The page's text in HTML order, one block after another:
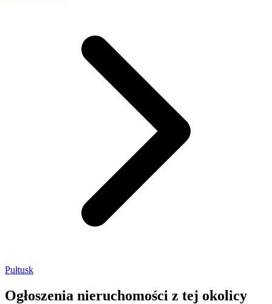
Pułtusk
Ogłoszenia nieruchomości z tej okolicy